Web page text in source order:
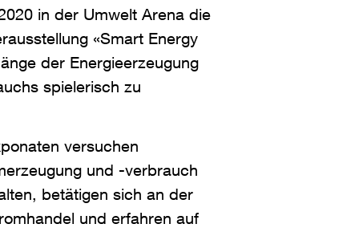
in der Umwelt Arena die
«Smart Energy
der Energieerzeugung
spielerisch zu
versuchen
und -verbrauch
betätigen sich an der
und erfahren auf